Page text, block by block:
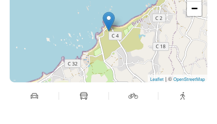
−
Leaflet | © OpenStreetMap